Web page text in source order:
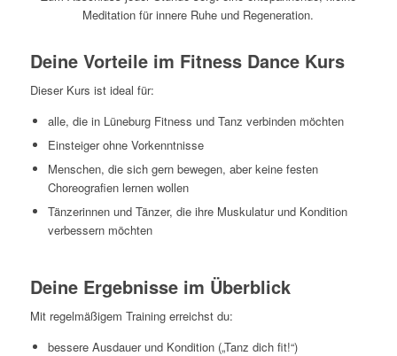
Meditation für innere Ruhe und Regeneration.
Deine Vorteile im Fitness Dance Kurs
Dieser Kurs ist ideal für:
alle, die in Lüneburg Fitness und Tanz verbinden möchten
Einsteiger ohne Vorkenntnisse
Menschen, die sich gern bewegen, aber keine festen
Choreografien lernen wollen
Tänzerinnen und Tänzer, die ihre Muskulatur und Kondition
verbessern möchten
Deine Ergebnisse im Überblick
Mit regelmäßigem Training erreichst du:
bessere Ausdauer und Kondition („Tanz dich fit!“)